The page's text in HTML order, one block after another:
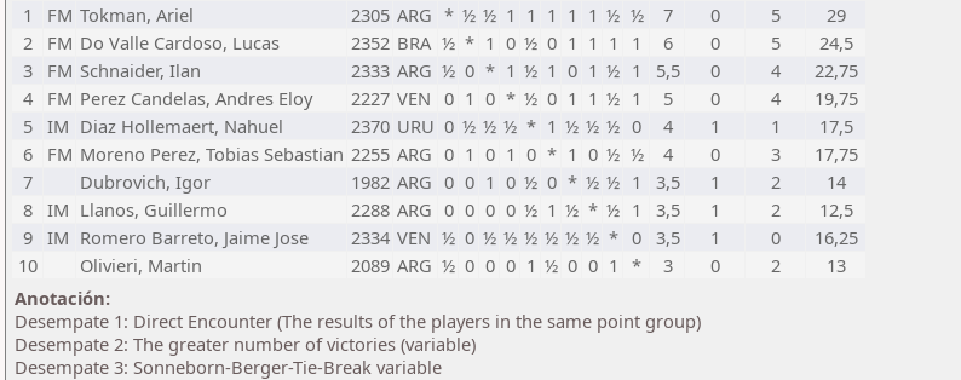
1
FM Tokman, Ariel 2305 ARG * ½ ½ 1 1 1 1 1 ½ ½ 7 0 5
29
2
FM Do Valle Cardoso, Lucas 2352 BRA ½ * 1 0 ½ 0 1 1 1 1 6 0 5
24,5
3
FM Schnaider, Ilan 2333 ARG ½ 0 * 1 ½ 1 0 1 ½ 1 5,5 0 4
22,75
4
FM Perez Candelas, Andres Eloy 2227 VEN 0 1 0 * ½ 0 1 1 ½ 1 5 0 4
19,75
5 IM Diaz Hollemaert, Nahuel 2370 URU 0 ½ ½ ½ * 1 ½ ½ ½ 0 4 1 1
17,5
6
FM Moreno Perez, Tobias Sebastian 2255 ARG 0 1 0 1 0 * 1 0 ½ ½ 4 0 3
17,75
7
Dubrovich, Igor 1982 ARG 0 0 1 0 ½ 0 * ½ ½ 1 3,5 1 2
14
8 IM Llanos, Guillermo 2288 ARG 0 0 0 0 ½ 1 ½ * ½ 1 3,5 1 2
12,5
9 IM Romero Barreto, Jaime Jose 2334 VEN ½ 0 ½ ½ ½ ½ ½ ½ * 0 3,5 1 0
16,25
10
Olivieri, Martin 2089 ARG ½ 0 0 0 1 ½ 0 0 1 * 3 0 2
13
Anotación:
Desempate 1: Direct Encounter (The results of the players in the same point group)
Desempate 2: The greater number of victories (variable)
Desempate 3: Sonneborn-Berger-Tie-Break variable